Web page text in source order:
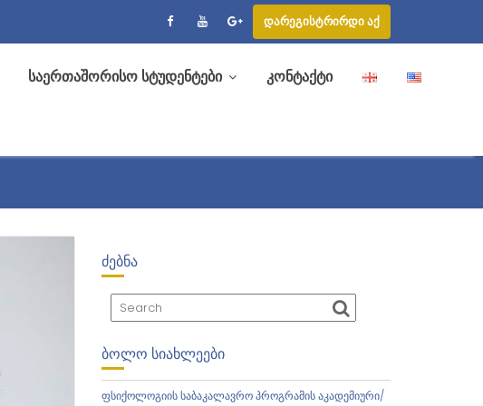
დარეგისტრირდი აქ
საერთაშორისო სტუდენტები კონტაქტი
ᲫᲔᲑᲜᲐ
ᲑᲝᲚᲝ ᲡᲘᲐᲮᲚᲔᲔᲑᲘ
ფსიქოლოგიის საბაკალავრო პროგრამის აკადემიური/